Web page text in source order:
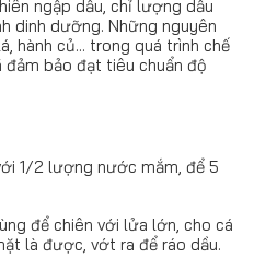
ngập dầu, chỉ lượng dầu
dinh dưỡng. Những nguyên
hành củ... trong quá trình chế
bảo đạt tiêu chuẩn độ
1/2 lượng nước mắm, để 5
để chiên với lửa lớn, cho cá
là được, vớt ra để ráo dầu.